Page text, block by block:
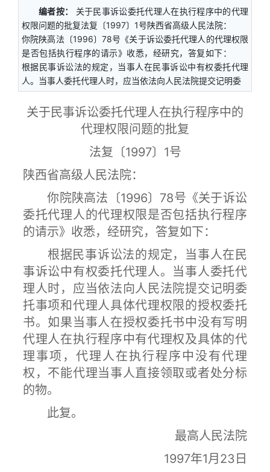
编者按：
关于民事诉讼委托代理人在执行程序中的代理
权限问题的批复法复〔1997〕1号陕西省高级人民法院：
你院陕高法〔1996〕78号《关于诉讼委托代理人的代理权限
是否包括执行程序的请示》收悉，经研究，答复如下：
根据民事诉讼法的规定，当事人在民事诉讼中有权委托代理
人。当事人委托代理人时，应当依法向人民法院提交记明委
关于民事诉讼委托代理人在执行程序中的
代理权限问题的批复
法复〔1997〕1号
陕西省高级人民法院：
你院陕高法 〔1996〕 78号《关于诉讼
委托代理人的代理权限是否包括执行程序
的请示》收悉，经研究，答复如下：
根据民事诉讼法的规定，当事人在民
事诉讼中有权委托代理人。当事人委托代
理人时，应当依法向人民法院提交记明委
托事项和代理人具体代理权限的授权委托
书。如果当事人在授权委托书中没有写明
代理人在执行程序中有代理权及具体的代
理事项，代理人在执行程序中没有代理
权，不能代理当事人直接领取或者处分标
的物。
此复。
最高人民法院
1997年1月23日